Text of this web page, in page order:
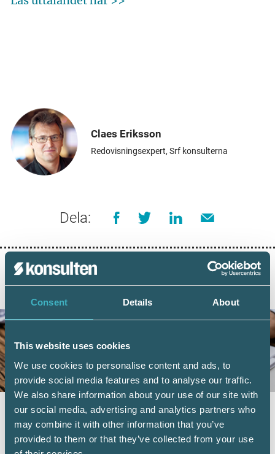
Consent Details About
This website uses cookies
We use cookies to personalise content and ads, to
provide social media features and to analyse our traffic.
We also share information about your use of our site with
our social media, advertising and analytics partners who
may combine it with other information that you’ve
provided to them or that they’ve collected from your use
Claes Eriksson
Redovisningsexpert, Srf konsulterna
Dela:
Momsregistrering hos Skatteverket – nya
regler från den 1 juli
4 juni 2026